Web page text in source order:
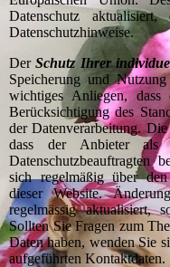
Datenschutz
Datenschutzhinweise.
DerSchutz Ihrer
Speicherung und
wichtiges Anliegen,
Berücksichtigung des
der Datenverarbeitung. Die
dass der Anbieter als
Datenschutzbeauftragten
sich regelmäßig über
dieser Website.
regelmässig aktualisiert,
Sollten Sie Fragen zum
Daten haben, wenden Sie
aufgeführten Kontaktdaten.